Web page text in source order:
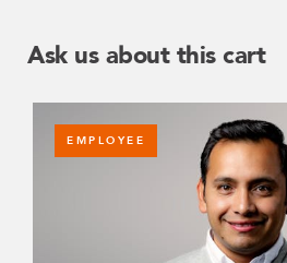
Ask us about this cart
EMPLOYEE